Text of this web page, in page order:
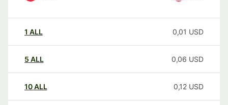
1 ALL 0,01 USD
5 ALL 0,06 USD
10ALL 0,12 USD